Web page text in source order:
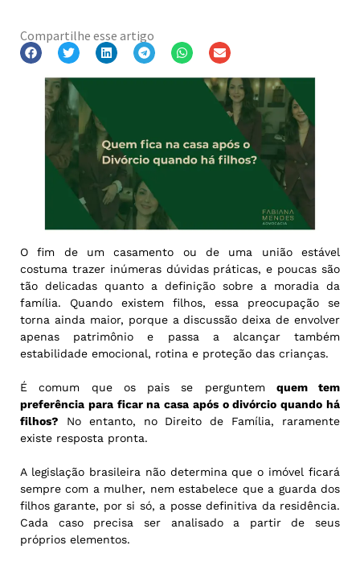
Compartilhe esse artigo
O fim de um casamento ou de uma união estável
costuma trazer inúmeras dúvidas práticas, e poucas são
tão delicadas quanto a definição sobre a moradia da
família. Quando existem filhos, essa preocupação se
torna ainda maior, porque a discussão deixa de envolver
apenas patrimônio e passa a alcançar também
estabilidade emocional, rotina e proteção das crianças.
É comum que os pais se perguntem quem tem
preferência para ficar na casa após o divórcio quando há
filhos? No entanto, no Direito de Família, raramente
existe resposta pronta.
A legislação brasileira não determina que o imóvel ficará
sempre com a mulher, nem estabelece que a guarda dos
filhos garante, por si só, a posse definitiva da residência.
Cada caso precisa ser analisado a partir de seus
próprios elementos.